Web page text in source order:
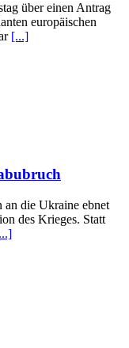
über einen Antrag
europäischen
[...]
die Ukraine ebnet
des Krieges. Statt